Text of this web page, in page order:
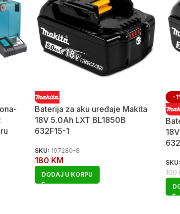
Baterija za aku uređaje Makita
18V 5.0Ah LXT BL1850B
632F15-1
SKU: 197280-8
180 KM
DODAJ U KORPU
-
SKU:
100